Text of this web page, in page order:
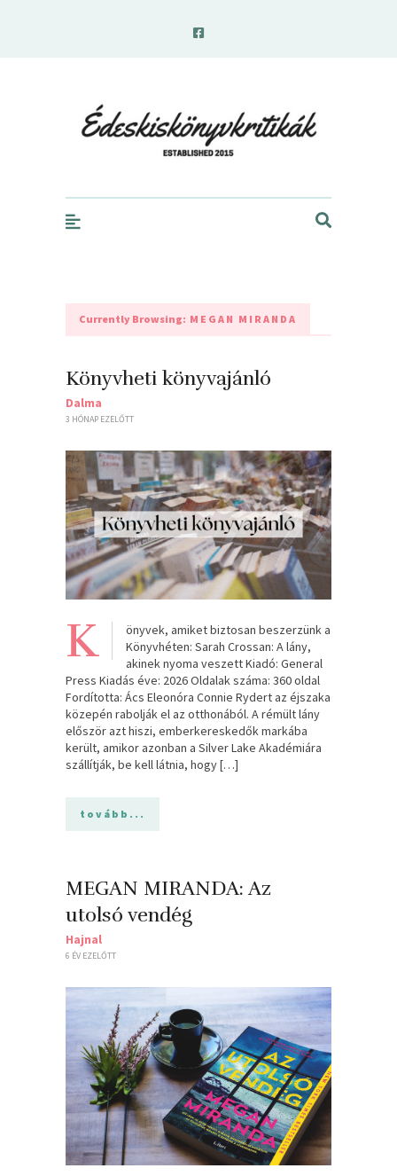
Currently Browsing: MEGAN MIRANDA
Könyvheti könyvajánló
Dalma
3 HÓNAP EZELŐTT
K
önyvek, amiket biztosan beszerzünk a
Könyvhéten: Sarah Crossan: A ​lány,
akinek nyoma veszett Kiadó: General
Press Kiadás éve: 2026 Oldalak száma: 360 oldal
Fordította: Ács Eleonóra Connie Rydert az éjszaka
közepén rabolják el az otthonából. A rémült lány
először azt hiszi, emberkereskedők markába
került, amikor azonban a Silver Lake Akadémiára
szállítják, be kell látnia, hogy […]
tovább...
MEGAN MIRANDA: Az
utolsó vendég
Hajnal
6 ÉV EZELŐTT